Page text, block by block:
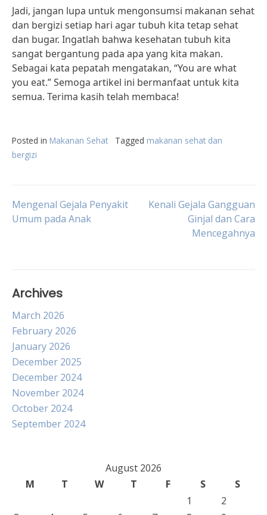
Jadi, jangan lupa untuk mengonsumsi makanan sehat
dan bergizi setiap hari agar tubuh kita tetap sehat
dan bugar. Ingatlah bahwa kesehatan tubuh kita
sangat bergantung pada apa yang kita makan.
Sebagai kata pepatah mengatakan, “You are what
you eat.” Semoga artikel ini bermanfaat untuk kita
semua. Terima kasih telah membaca!
Posted in Makanan Sehat Tagged makanan sehat dan
bergizi
Post
Mengenal Gejala Penyakit
Umum pada Anak
Kenali Gejala Gangguan
Ginjal dan Cara
Mencegahnya
Archives
March 2026
February 2026
January 2026
December 2025
December 2024
November 2024
October 2024
September 2024
August 2026
M
T W T F S
S
1
2